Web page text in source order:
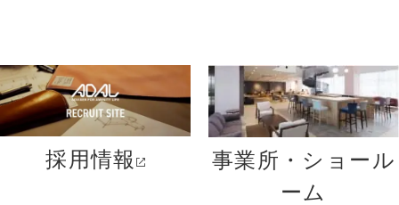
採用情報
事業所・ショール
ーム